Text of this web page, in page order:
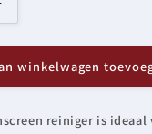
winkelwagen
reiniger is ideaal